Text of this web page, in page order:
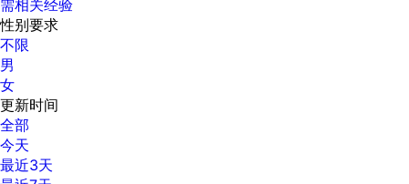
需相关经验
性别要求
不限
男
女
更新时间
全部
今天
最近3天